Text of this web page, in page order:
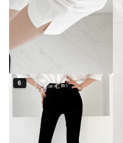
페니 카프리 팬츠
▨리미티드 고별전 30%▨
6